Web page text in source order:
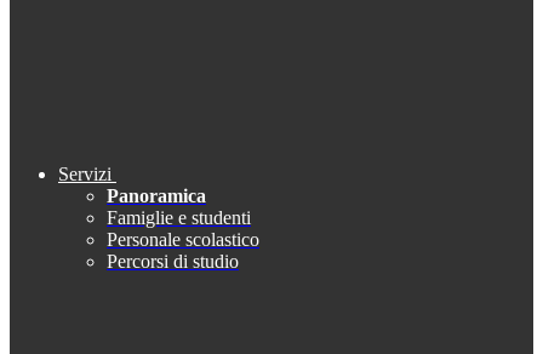
Servizi
Panoramica
Famiglie e studenti
Personale scolastico
Percorsi di studio